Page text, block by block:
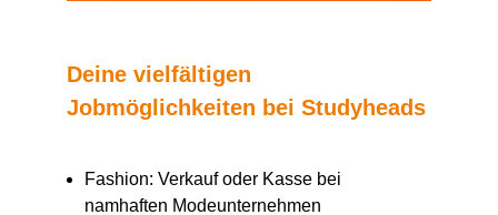
Deine vielfältigen
Jobmöglichkeiten bei Studyheads
Fashion: Verkauf oder Kasse bei
namhaften Modeunternehmen